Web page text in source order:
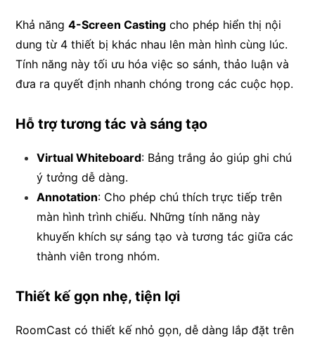
Khả năng4-Screen Casting cho phép hiển thị nội
dung từ 4 thiết bị khác nhau lên màn hình cùng lúc.
Tính năng này tối ưu hóa việc so sánh, thảo luận và
đưa ra quyết định nhanh chóng trong các cuộc họp.
Hỗ trợ tương tác và sáng tạo
Virtual Whiteboard: Bảng trắng ảo giúp ghi chú
ý tưởng dễ dàng.
Annotation: Cho phép chú thích trực tiếp trên
màn hình trình chiếu. Những tính năng này
khuyến khích sự sáng tạo và tương tác giữa các
thành viên trong nhóm.
Thiết kế gọn nhẹ, tiện lợi
RoomCast có thiết kế nhỏ gọn, dễ dàng lắp đặt trên